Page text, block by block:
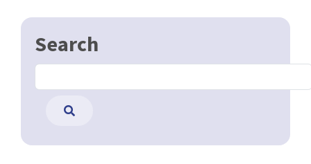
Search